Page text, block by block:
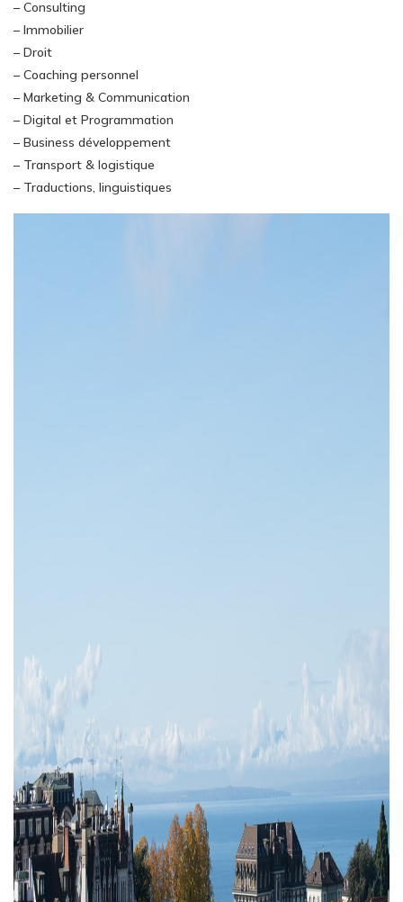
– Consulting
– Immobilier
– Droit
– Coaching personnel
– Marketing & Communication
– Digital et Programmation
– Business développement
– Transport & logistique
– Traductions, linguistiques